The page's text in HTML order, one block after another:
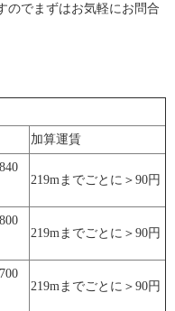
のでまずはお気軽にお問合
加算運賃
219mまでごとに＞90円
219mまでごとに＞90円
219mまでごとに＞90円